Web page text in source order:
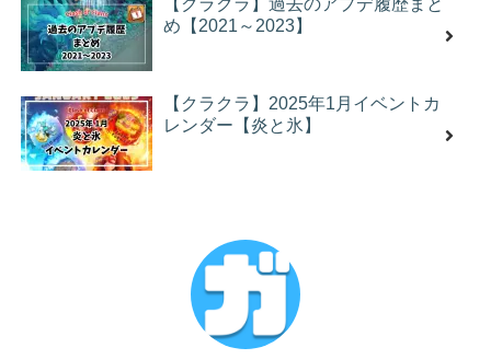
【クラクラ】過去のアプデ履歴まと
め【2021～2023】
【クラクラ】2025年1月イベントカ
レンダー【炎と氷】